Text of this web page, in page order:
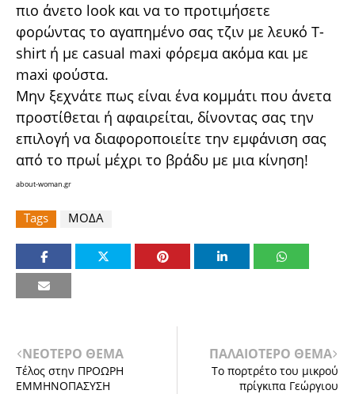
πιο άνετο look και να το προτιμήσετε
φορώντας το αγαπημένο σας τζιν με λευκό T-
shirt ή με casual maxi φόρεμα ακόμα και με
maxi φούστα.
Μην ξεχνάτε πως είναι ένα κομμάτι που άνετα
προστίθεται ή αφαιρείται, δίνοντας σας την
επιλογή να διαφοροποιείτε την εμφάνιση σας
από το πρωί μέχρι το βράδυ με μια κίνηση!
about-woman.gr
Tags ΜΟΔΑ
ΝΕΟΤΕΡΟ ΘΕΜΑ
Τέλος στην ΠΡΟΩΡΗ
ΕΜΜΗΝΟΠΑΣΥΣΗ
ΠΑΛΑΙΟΤΕΡΟ ΘΕΜΑ
Το πορτρέτο του μικρού
πρίγκιπα Γεώργιου